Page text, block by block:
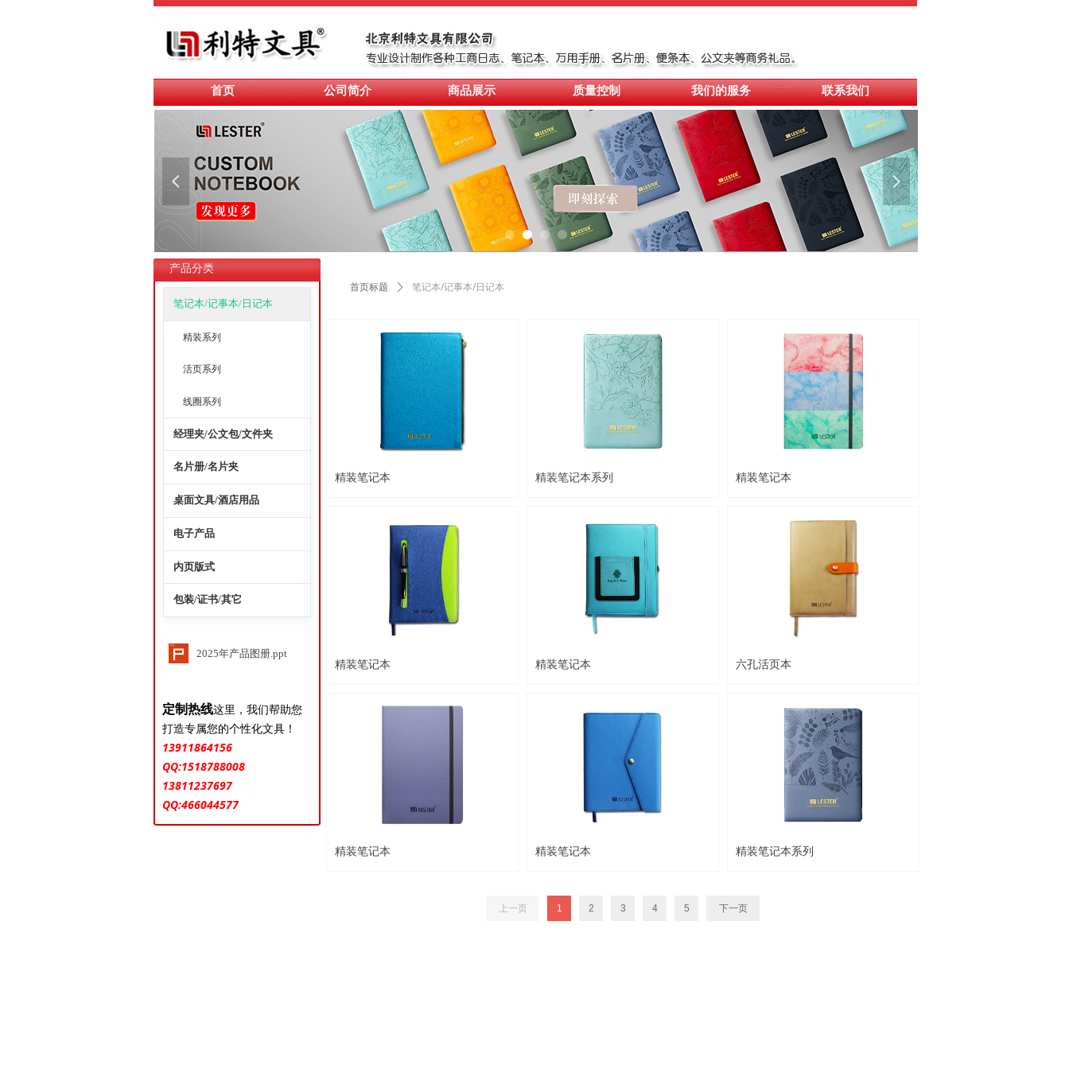
首页 公司简介 商品展示 质量控制 我们的服务 联系我们
넳 넲
精装笔记本 精装笔记本系列 精装笔记本
精装笔记本 精装笔记本 六孔活页本
精装笔记本 精装笔记本 精装笔记本系列
上一页 1 2 3 4 5 下一页
首页标题 ꄲ 笔记本/记事本/日记本
笔记本/记事本/日记本
精装系列
活页系列
线圈系列
经理夹/公文包/文件夹
名片册/名片夹
桌面文具/酒店用品
电子产品
内页版式
包装/证书/其它
产品分类
定制热线这里，我们帮助您
打造专属您的个性化文具！
13911864156
QQ:1518788008
13811237697
QQ:466044577
2025年产品图册.ppt
上一页
下一页